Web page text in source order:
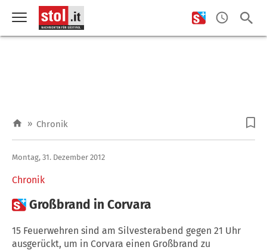
» Chronik
Chronik
Montag, 31. Dezember 2012
Großbrand in Corvara
15 Feuerwehren sind am Silvesterabend gegen 21 Uhr
ausgerückt, um in Corvara einen Großbrand zu